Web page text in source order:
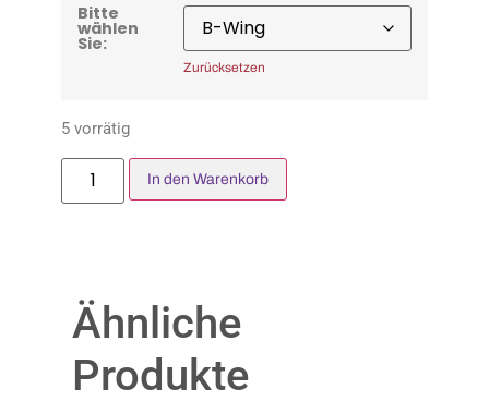
Bitte
wählen
Sie:
Zurücksetzen
5 vorrätig
In den Warenkorb
Ähnliche
Produkte